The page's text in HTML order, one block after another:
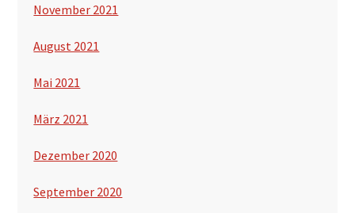
November 2021
August 2021
Mai 2021
März 2021
Dezember 2020
September 2020